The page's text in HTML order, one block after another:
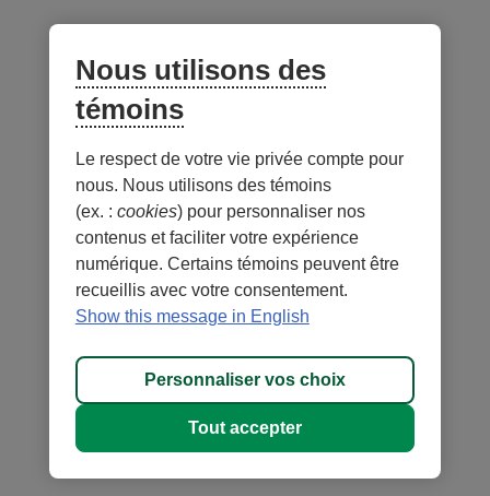
Nous utilisons des
témoins
Le respect de votre vie privée compte pour
nous. Nous utilisons des témoins
(ex. : cookies) pour personnaliser nos
contenus et faciliter votre expérience
numérique. Certains témoins peuvent être
recueillis avec votre consentement.
Show this message in English
Personnaliser vos choix
Tout accepter